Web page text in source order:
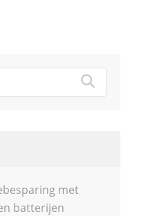
met
batterijen